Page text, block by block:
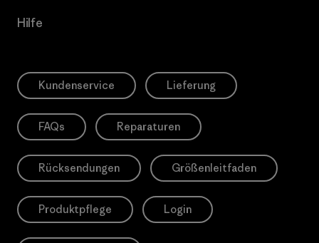
Hilfe
Kundenservice Lieferung
FAQs Reparaturen
Rücksendungen Größenleitfaden
Produktpflege Login